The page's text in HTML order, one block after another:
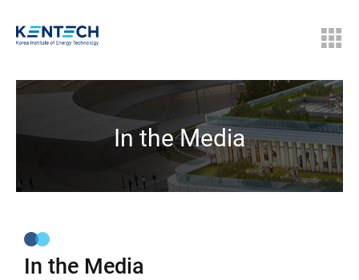
In the Media
In the Media